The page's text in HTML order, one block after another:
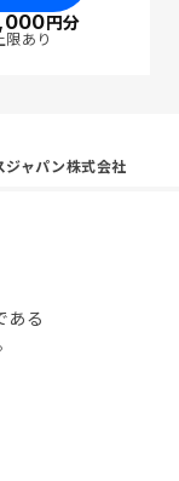
円分
あり
ジャパン株式会社
ある